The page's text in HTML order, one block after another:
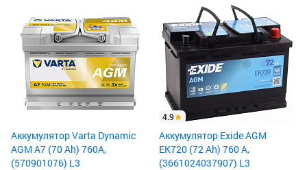
Аккумулятор Varta Dynamic
AGM A7 (70 Ah) 760A,
(570901076) L3
4.9
Аккумулятор Exide AGM
EK720 (72 Ah) 760 А,
(3661024037907) L3